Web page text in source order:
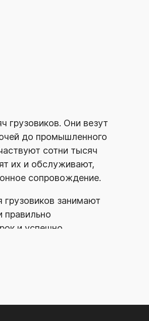
грузовиков. Они везут
до промышленного
сотни тысяч
их и обслуживают,
сопровождение.
грузовиков занимают
правильно
и успешно
2013-м— DAF,